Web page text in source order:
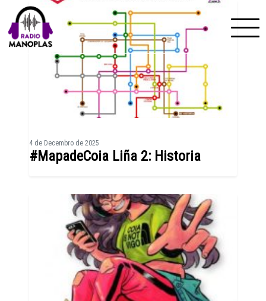
Skip to content
4 de Decembro de 2025
#MapadeCoia Liña 2: Historia